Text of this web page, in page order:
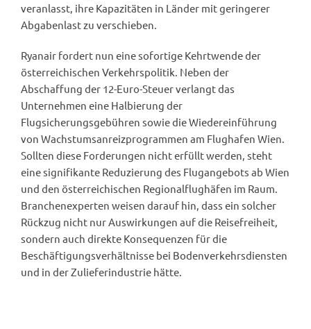
veranlasst, ihre Kapazitäten in Länder mit geringerer
Abgabenlast zu verschieben.
Ryanair fordert nun eine sofortige Kehrtwende der
österreichischen Verkehrspolitik. Neben der
Abschaffung der 12-Euro-Steuer verlangt das
Unternehmen eine Halbierung der
Flugsicherungsgebühren sowie die Wiedereinführung
von Wachstumsanreizprogrammen am Flughafen Wien.
Sollten diese Forderungen nicht erfüllt werden, steht
eine signifikante Reduzierung des Flugangebots ab Wien
und den österreichischen Regionalflughäfen im Raum.
Branchenexperten weisen darauf hin, dass ein solcher
Rückzug nicht nur Auswirkungen auf die Reisefreiheit,
sondern auch direkte Konsequenzen für die
Beschäftigungsverhältnisse bei Bodenverkehrsdiensten
und in der Zulieferindustrie hätte.